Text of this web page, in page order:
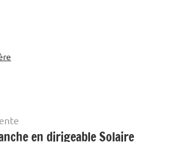
en dirigeable Solaire